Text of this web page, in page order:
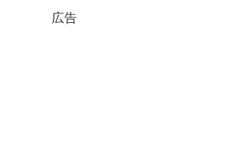
広告